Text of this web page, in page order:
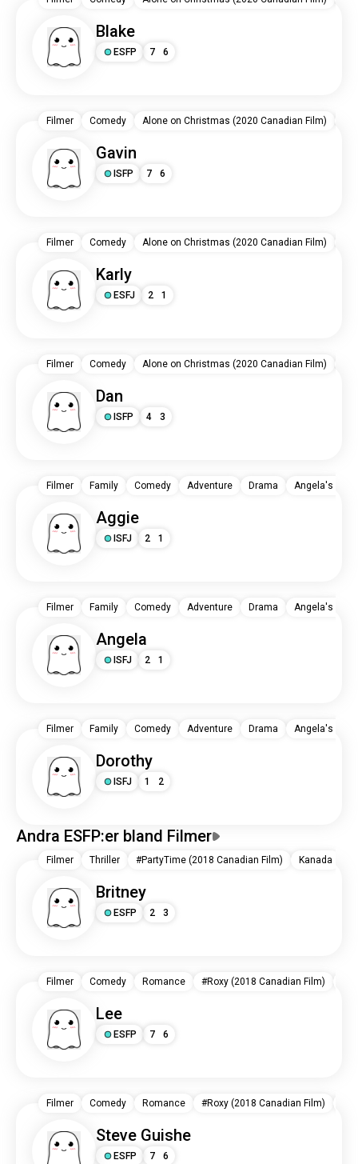
Blake
ESFP 7 6
Gavin
ISFP 7 6
Filmer Comedy Alone on Christmas (2020 Canadian Film)
Karly
ESFJ 2 1
Filmer Comedy Alone on Christmas (2020 Canadian Film)
Dan
ISFP 4 3
Filmer Comedy Alone on Christmas (2020 Canadian Film)
Aggie
ISFJ 2 1
Filmer Family Comedy Adventure Drama Angela's
Angela
ISFJ 2 1
Filmer Family Comedy Adventure Drama Angela's
Dorothy
ISFJ 1 2
Filmer Family Comedy Adventure Drama Angela's
Andra ESFP:er bland Filmer
Britney
ESFP 2 3
Filmer Thriller #PartyTime (2018 Canadian Film) Kanada
Lee
ESFP 7 6
Filmer Comedy Romance #Roxy (2018 Canadian Film)
Steve Guishe
ESFP 7 6
Filmer Comedy Romance #Roxy (2018 Canadian Film)